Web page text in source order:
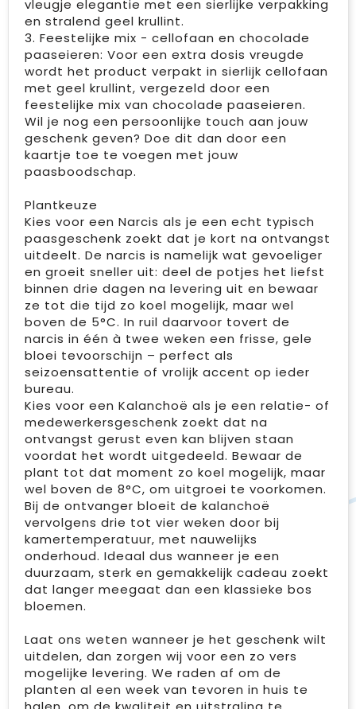
vleugje elegantie met een sierlijke verpakking
en stralend geel krullint.
3. Feestelijke mix - cellofaan en chocolade
paaseieren: Voor een extra dosis vreugde
wordt het product verpakt in sierlijk cellofaan
met geel krullint, vergezeld door een
feestelijke mix van chocolade paaseieren.
Wil je nog een persoonlijke touch aan jouw
geschenk geven? Doe dit dan door een
kaartje toe te voegen met jouw
paasboodschap.
Plantkeuze
Kies voor een Narcis als je een echt typisch
paasgeschenk zoekt dat je kort na ontvangst
uitdeelt. De narcis is namelijk wat gevoeliger
en groeit sneller uit: deel de potjes het liefst
binnen drie dagen na levering uit en bewaar
ze tot die tijd zo koel mogelijk, maar wel
boven de 5°C. In ruil daarvoor tovert de
narcis in één à twee weken een frisse, gele
bloei tevoorschijn – perfect als
seizoensattentie of vrolijk accent op ieder
bureau.
Kies voor een Kalanchoë als je een relatie- of
medewerkersgeschenk zoekt dat na
ontvangst gerust even kan blijven staan
voordat het wordt uitgedeeld. Bewaar de
plant tot dat moment zo koel mogelijk, maar
wel boven de 8°C, om uitgroei te voorkomen.
Bij de ontvanger bloeit de kalanchoë
vervolgens drie tot vier weken door bij
kamertemperatuur, met nauwelijks
onderhoud. Ideaal dus wanneer je een
duurzaam, sterk en gemakkelijk cadeau zoekt
dat langer meegaat dan een klassieke bos
bloemen.
Laat ons weten wanneer je het geschenk wilt
uitdelen, dan zorgen wij voor een zo vers
mogelijke levering. We raden af om de
planten al een week van tevoren in huis te